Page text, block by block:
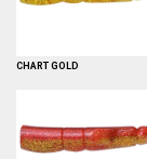
CHART GOLD